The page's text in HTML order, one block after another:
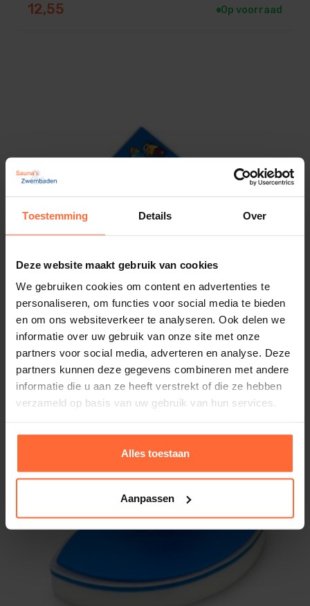
Toestemming Details Over
Deze website maakt gebruik van cookies
We gebruiken cookies om content en advertenties te
personaliseren, om functies voor social media te bieden
en om ons websiteverkeer te analyseren. Ook delen we
informatie over uw gebruik van onze site met onze
partners voor social media, adverteren en analyse. Deze
partners kunnen deze gegevens combineren met andere
informatie die u aan ze heeft verstrekt of die ze hebben
verzameld op basis van uw gebruik van hun services.
Alles toestaan
Aanpassen
12,55 Op voorraad
Pool’Gom XL rand reiniger
25,15 Op voorraad